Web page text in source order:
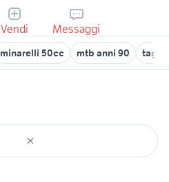
Vendi Messaggi
minarelli 50cc mtb anni 90